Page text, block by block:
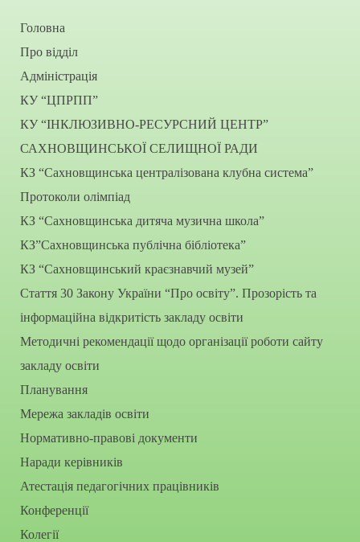
Головна
Про відділ
Адміністрація
КУ “ЦПРПП”
КУ “ІНКЛЮЗИВНО-РЕСУРСНИЙ ЦЕНТР”
САХНОВЩИНСЬКОЇ СЕЛИЩНОЇ РАДИ
КЗ “Сахновщинська централізована клубна система”
Протоколи олімпіад
КЗ “Сахновщинська дитяча музична школа”
КЗ”Сахновщинська публічна бібліотека”
КЗ “Сахновщинський краєзнавчий музей”
Стаття 30 Закону України “Про освіту”. Прозорість та
інформаційна відкритість закладу освіти
Методичні рекомендації щодо організації роботи сайту
закладу освіти
Планування
Мережа закладів освіти
Нормативно-правові документи
Наради керівників
Атестація педагогічних працівників
Конференції
Колегії